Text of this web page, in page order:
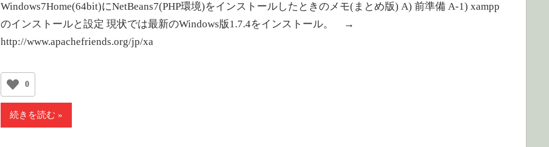
Windows7Home(64bit)にNetBeans7(PHP環境)をインストールしたときのメモ(まとめ版) A) 前準備 A-1) xampp
のインストールと設定 現状では最新のWindows版1.7.4をインストール。 →
http://www.apachefriends.org/jp/xa
0
続きを読む